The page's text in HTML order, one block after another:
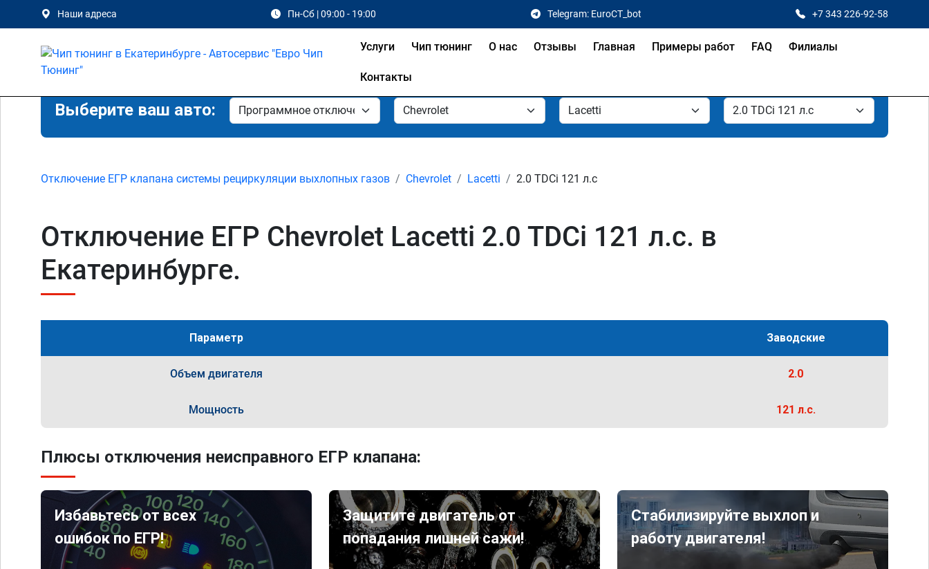
Наши адреса Пн-Сб | 09:00 - 19:00 Telegram: EuroCT_bot +7 343 226-92-58
Услуги Чип тюнинг О нас Отзывы Главная Примеры работ FAQ Филиалы
Контакты
Выберите ваш авто:
Отключение ЕГР клапана системы рециркуляции выхлопных газов Chevrolet Lacetti 2.0 TDCi 121 л.с
Отключение ЕГР Chevrolet Lacetti 2.0 TDCi 121 л.с. в
Екатеринбурге.
Параметр Заводские
Объем двигателя 2.0
Мощность 121 л.с.
Плюсы отключения неисправного ЕГР клапана:
Избавьтесь от всех
ошибок по ЕГР!
Защитите двигатель от
попадания лишней сажи!
Стабилизируйте выхлоп и
работу двигателя!